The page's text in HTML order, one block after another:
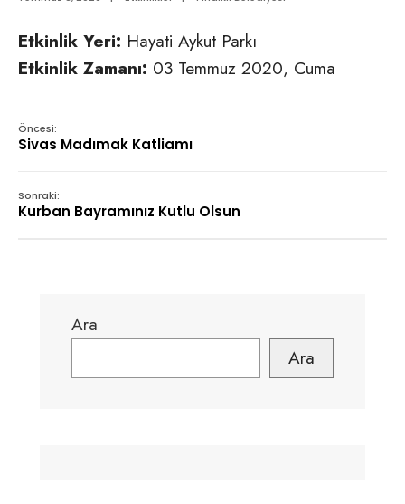
Etkinlik Yeri: Hayati Aykut Parkı
Etkinlik Zamanı: 03 Temmuz 2020, Cuma
Öncesi:
Sivas Madımak Katliamı
Sonraki:
Kurban Bayramınız Kutlu Olsun
Ara
Ara